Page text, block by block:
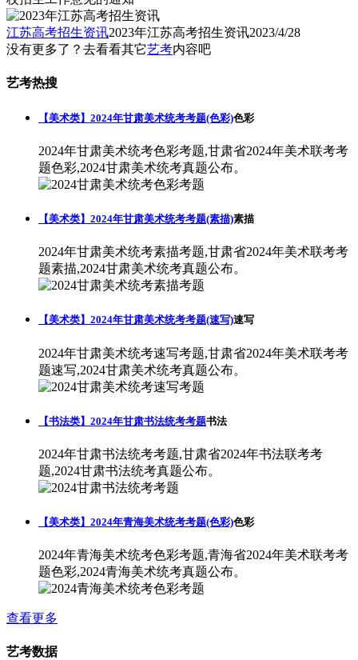
江苏高考招生资讯2023年江苏高考招生资讯2023/4/28
没有更多了？去看看其它艺考内容吧
艺考热搜
【美术类】2024年甘肃美术统考考题(色彩)色彩
2024年甘肃美术统考色彩考题,甘肃省2024年美术联考考
题色彩,2024甘肃美术统考真题公布。
【美术类】2024年甘肃美术统考考题(素描)素描
2024年甘肃美术统考素描考题,甘肃省2024年美术联考考
题素描,2024甘肃美术统考真题公布。
【美术类】2024年甘肃美术统考考题(速写)速写
2024年甘肃美术统考速写考题,甘肃省2024年美术联考考
题速写,2024甘肃美术统考真题公布。
【书法类】2024年甘肃书法统考考题书法
2024年甘肃书法统考考题,甘肃省2024年书法联考考
题,2024甘肃书法统考真题公布。
【美术类】2024年青海美术统考考题(色彩)色彩
2024年青海美术统考色彩考题,青海省2024年美术联考考
题色彩,2024青海美术统考真题公布。
查看更多
艺考数据